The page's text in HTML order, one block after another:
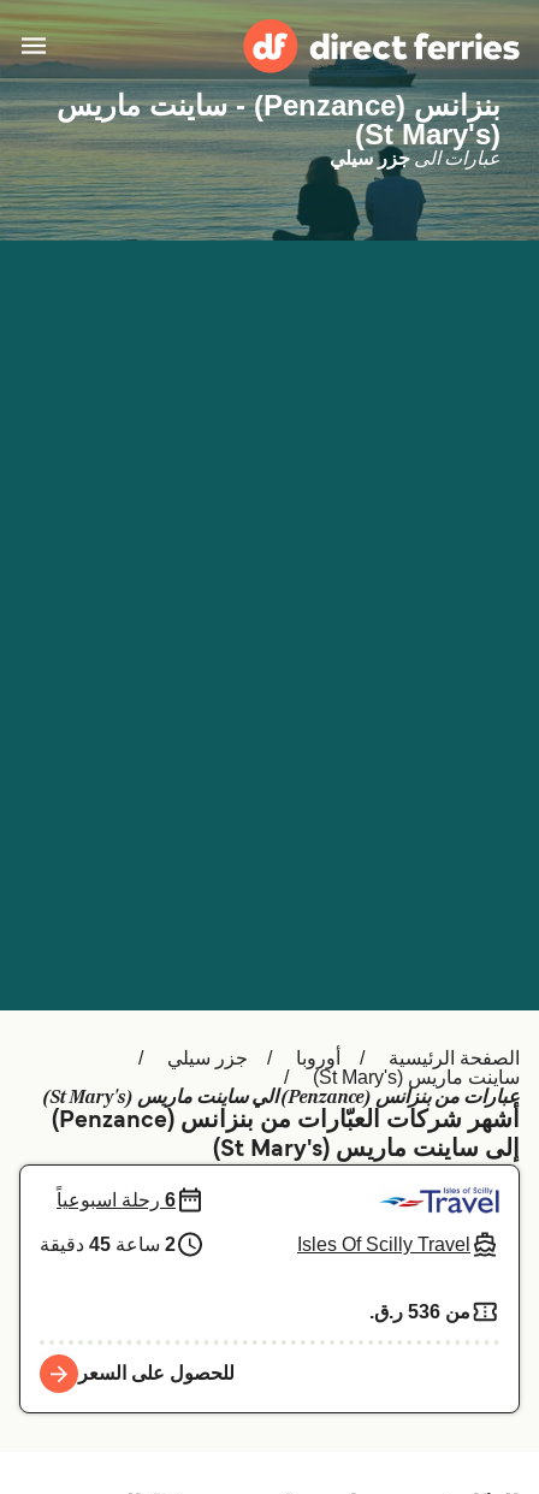
البلدان
تذاكر العبّارة
België (NL)
Ελλάδα
Belgique (FR)
Polska
Deutschland
Schweiz (DE)
Norge
Україна
Indonesia
Maroc (FR)
بنزانس (Penzance) - ساينت ماريس
(St Mary's)
عبارات الى جزر سيلي
الصفحة الرئيسية أوروبا
جزر سيلي
ساينت ماريس (St Mary's)
عبارات من بنزانس (Penzance) الي ساينت ماريس (St Mary's)
أشهر شركات العبّارات من بنزانس (Penzance)
إلى ساينت ماريس (St Mary's)
Isles Of Scilly Travel
6 رحلة اسبوعياً
2 ساعة 45 دقيقة
من 536 ر.ق.‏
للحصول على السعر